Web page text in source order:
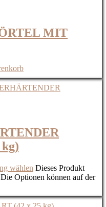
MIT
wählen Dieses Produkt
Optionen können auf der